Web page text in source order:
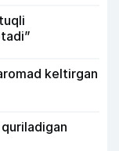
keltirgan